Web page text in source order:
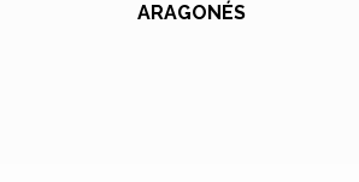
ARAGONÉS